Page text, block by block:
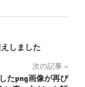
しました
次の記事
たpng画像が再び